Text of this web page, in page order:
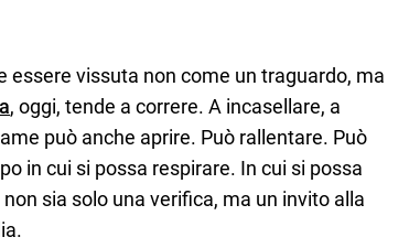
essere vissuta non come un traguardo, ma
, oggi, tende a correre. A incasellare, a
può anche aprire. Può rallentare. Può
in cui si possa respirare. In cui si possa
sia solo una verifica, ma un invito alla